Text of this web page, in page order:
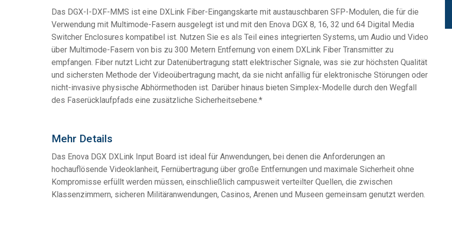
Das DGX-I-DXF-MMS ist eine DXLink Fiber-Eingangskarte mit austauschbaren SFP-Modulen, die für die
Verwendung mit Multimode-Fasern ausgelegt ist und mit den Enova DGX 8, 16, 32 und 64 Digital Media
Switcher Enclosures kompatibel ist. Nutzen Sie es als Teil eines integrierten Systems, um Audio und Video
über Multimode-Fasern von bis zu 300 Metern Entfernung von einem DXLink Fiber Transmitter zu
empfangen. Fiber nutzt Licht zur Datenübertragung statt elektrischer Signale, was sie zur höchsten Qualität
und sichersten Methode der Videoübertragung macht, da sie nicht anfällig für elektronische Störungen oder
nicht-invasive physische Abhörmethoden ist. Darüber hinaus bieten Simplex-Modelle durch den Wegfall
des Faserücklaufpfads eine zusätzliche Sicherheitsebene.*
Mehr Details
Das Enova DGX DXLink Input Board ist ideal für Anwendungen, bei denen die Anforderungen an
hochauflösende Videoklanheit, Fernübertragung über große Entfernungen und maximale Sicherheit ohne
Kompromisse erfüllt werden müssen, einschließlich campusweit verteilter Quellen, die zwischen
Klassenzimmern, sicheren Militäranwendungen, Casinos, Arenen und Museen gemeinsam genutzt werden.